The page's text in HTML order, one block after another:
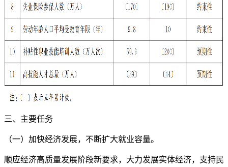
三、主要任务
（一）加快经济发展，不断扩大就业容量。
顺应经济高质量发展阶段新要求，大力发展实体经济，支持民